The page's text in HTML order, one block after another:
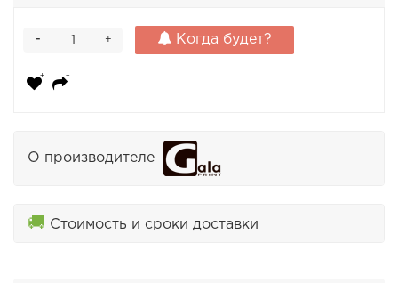
+
- Когда будет?
О производителе
🚚 Стоимость и сроки доставки